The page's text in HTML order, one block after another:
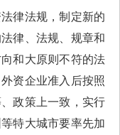
律法规，制定新的
律、法规、规章和
和大原则不符的法
资企业准入后按照
政策上一致，实行
特大城市要率先加